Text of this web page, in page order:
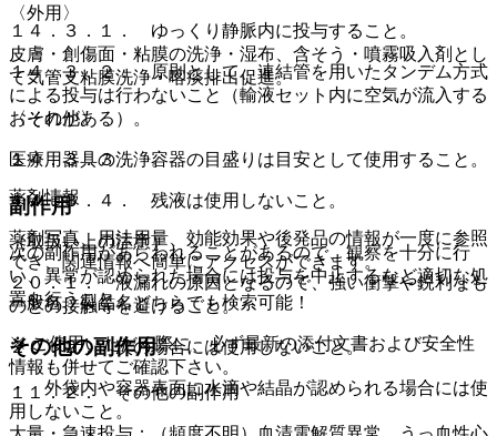
１４．３．１． ゆっくり静脈内に投与すること。
１４．３．２． 原則として、連結管を用いたタンデム方式
による投与は行わないこと（輸液セット内に空気が流入する
おそれがある）。
１４．３．３． 容器の目盛りは目安として使用すること。
１４．３．４． 残液は使用しないこと。
（取扱い上の注意）
２０．１． 液漏れの原因となるので、強い衝撃や鋭利なも
のとの接触等を避けること。
２０．２． 次の場合には使用しないこと。
・ 外袋内や容器表面に水滴や結晶が認められる場合には使
用しないこと。
〈外用〉
皮膚・創傷面・粘膜の洗浄・湿布、含そう・噴霧吸入剤とし
て気管支粘膜洗浄・喀痰排出促進。
〈その他〉
医療用器具の洗浄。
副作用
次の副作用があらわれることがあるので、観察を十分に行
い、異常が認められた場合には投与を中止するなど適切な処
置を行うこと。
その他の副作用
１１．２． その他の副作用
薬剤情報
薬剤写真、用法用量、効能効果や後発品の情報が一度に参照
でき、関連情報へ簡単にアクセスができます。
一般名、製品名どちらでも検索可能！
※ ご使用いただく際に、必ず最新の添付文書および安全性
情報も併せてご確認下さい。